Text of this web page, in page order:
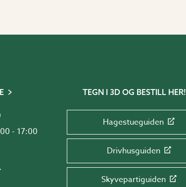
fredag 09:00 - 17:00
TEGN I 3D OG BESTILL HER!
Hagestueguiden
Drivhusguiden
Skyvepartiguiden